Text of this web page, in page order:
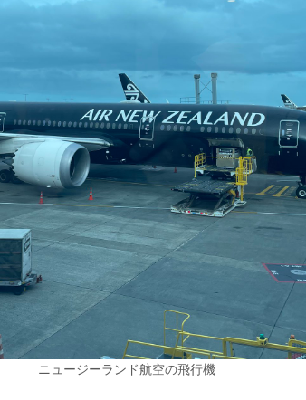
ニュージーランド航空の飛行機